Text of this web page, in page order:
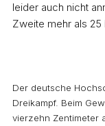
leider auch nicht
Zweite mehr als 25
Der deutsche
Dreikampf. Beim
vierzehn Zentimeter